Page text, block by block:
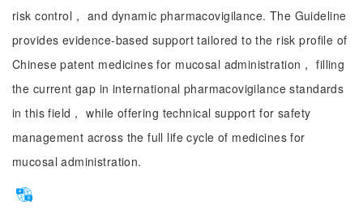
risk control， and dynamic pharmacovigilance. The Guideline
provides evidence-based support tailored to the risk profile of
Chinese patent medicines for mucosal administration， filling
the current gap in international pharmacovigilance standards
in this field， while offering technical support for safety
management across the full life cycle of medicines for
mucosal administration.